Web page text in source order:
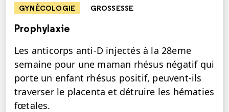
GYNÉCOLOGIE GROSSESSE
Prophylaxie
Les anticorps anti-D injectés à la 28eme
semaine pour une maman rhésus négatif qui
porte un enfant rhésus positif, peuvent-ils
traverser le placenta et détruire les hématies
fœtales.